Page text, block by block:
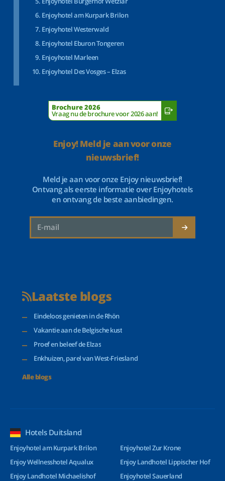
Enjoyhotel am Kurpark Brilon
Enjoyhotel Westerwald
Enjoyhotel Eburon Tongeren
Enjoyhotel Marleen
Enjoyhotel Des Vosges – Elzas
Brochure 2026
Vraag nu de brochure voor 2026 aan!
Enjoy! Meld je aan voor onze
nieuwsbrief!
Meld je aan voor onze Enjoy nieuwsbrief!
Ontvang als eerste informatie over Enjoyhotels
en ontvang de beste aanbiedingen.
Laatste blogs
Eindeloos genieten in de Rhön
Vakantie aan de Belgische kust
Proef en beleef de Elzas
Enkhuizen, parel van West-Friesland
Alle blogs
Hotels Duitsland
Enjoyhotel am Kurpark Brilon
Enjoy Wellnesshotel Aqualux
Enjoy Landhotel Michaelishof
Enjoyhotel Zur Krone
Enjoy Landhotel Lippischer Hof
Enjoyhotel Sauerland